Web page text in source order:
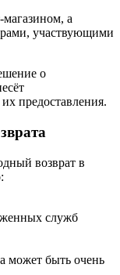
а
участвующими
о
их предоставления.
возврат в
служб
может быть очень